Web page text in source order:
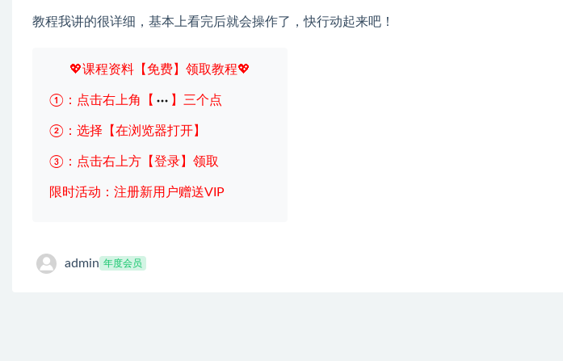
教程我讲的很详细，基本上看完后就会操作了，快行动起来吧！
💖课程资料【免费】领取教程💖
①：点击右上角【 】三个点
②：选择【在浏览器打开】
③：点击右上方【登录】领取
限时活动：注册新用户赠送VIP
admin 年度会员